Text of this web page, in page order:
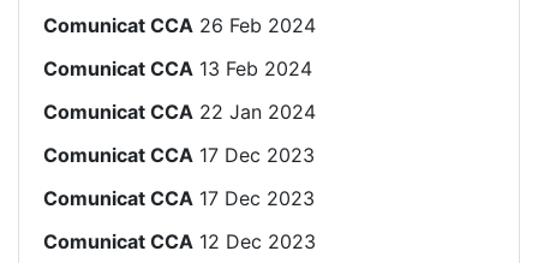
Comunicat CCA 26 Feb 2024
Comunicat CCA 13 Feb 2024
Comunicat CCA 22 Jan 2024
Comunicat CCA 17 Dec 2023
Comunicat CCA 17 Dec 2023
Comunicat CCA 12 Dec 2023